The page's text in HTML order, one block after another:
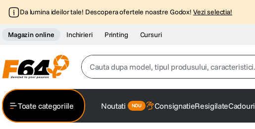
Da lumina ideilor tale! Descopera ofertele noastre Godox! Vezi selectia!
Magazin online Inchirieri Printing Cursuri
Cauta dupa model, tipul produsului, caracteristici...
Toate categoriile Noutati ConsignatieResigilateCadouri